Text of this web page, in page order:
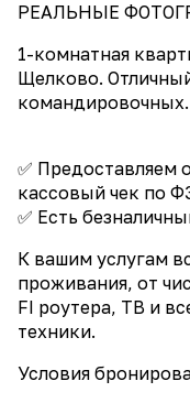
РЕАЛЬНЫЕ
1-комнатная
Щелково.
командировочных.
✅ Предоставляем
кассовый чек по
✅ Есть
К вашим услугам
проживания, от
FI роутера, ТВ и
техники.
Условия